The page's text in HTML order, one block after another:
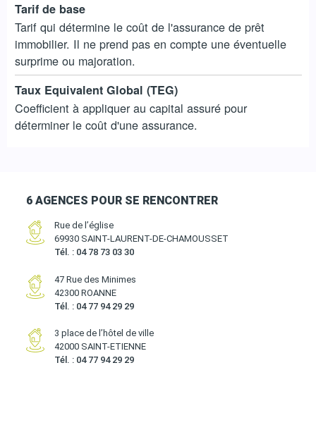
Tarif de base
Tarif qui détermine le coût de l'assurance de prêt
immobilier. Il ne prend pas en compte une éventuelle
surprime ou majoration.
Taux Equivalent Global (TEG)
Coefficient à appliquer au capital assuré pour
déterminer le coût d'une assurance.
6 AGENCES POUR SE RENCONTRER
Rue de l’église
69930 SAINT-LAURENT-DE-CHAMOUSSET
Tél. : 04 78 73 03 30
47 Rue des Minimes
42300 ROANNE
Tél. : 04 77 94 29 29
3 place de l’hôtel de ville
42000 SAINT-ETIENNE
Tél. : 04 77 94 29 29